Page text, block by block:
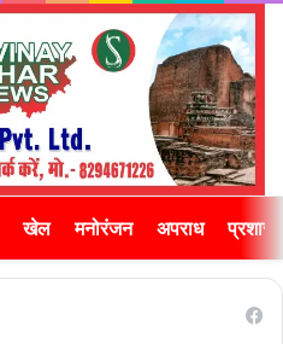
खेल मनोरंजन अपराध